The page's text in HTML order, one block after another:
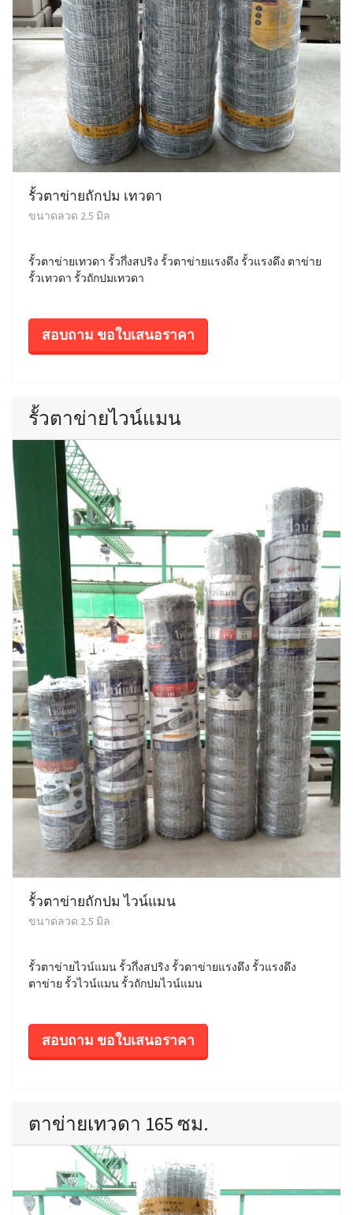
รั้วตาข่ายถักปม เทวดา
ขนาดลวด 2.5 มิล
รั้วตาข่ายเทวดา รั้วกึ่งสปริง รั้วตาข่ายแรงดึง รั้วแรงดึง ตาข่าย
รั้วเทวดา รั้วถักปมเทวดา
สอบถาม ขอใบเสนอราคา
รั้วตาข่ายไวน์แมน
รั้วตาข่ายถักปม ไวน์แมน
ขนาดลวด 2.5 มิล
รั้วตาข่ายไวน์แมน รั้วกึ่งสปริง รั้วตาข่ายแรงดึง รั้วแรงดึง
ตาข่าย รั้วไวน์แมน รั้วถักปมไวน์แมน
สอบถาม ขอใบเสนอราคา
ตาข่ายเทวดา 165 ซม.